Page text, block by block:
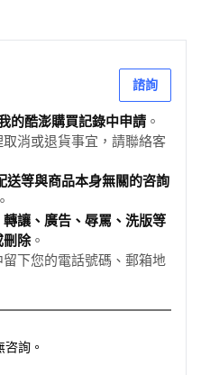
諮詢
的酷澎購買記錄中申請 。
消或退貨事宜，請聯絡客
送等與商品本身無關的咨詢
。
轉讓、廣告、辱罵、洗版等
刪除。
下您的電話號碼、郵箱地
咨詢。